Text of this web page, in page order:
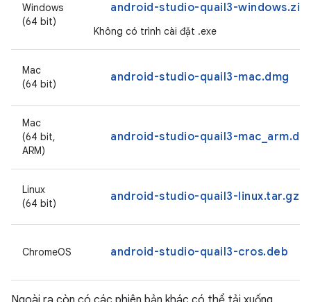
Windows
(64 bit)
android-studio-quail3-windows.zip
Không có trình cài đặt .exe
Mac
(64 bit)
android-studio-quail3-mac.dmg
Mac
(64 bit,
ARM)
android-studio-quail3-
Linux
(64 bit)
android-studio-quail3-linux.tar.gz
ChromeOS android-studio-quail3-cros.deb